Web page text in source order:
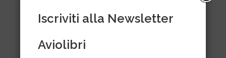
Iscriviti alla Newsletter
Aviolibri